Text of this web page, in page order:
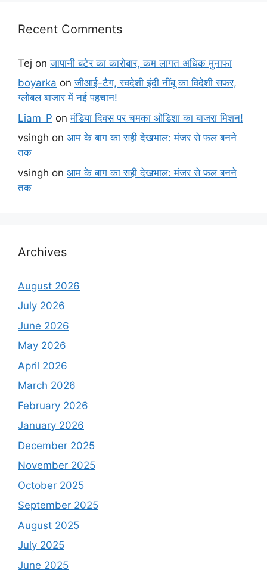
Recent Comments
Tej onजापानी बटेर का कारोबार, कम लागत अधिक मुनाफा
boyarka onजीआई-टैग, स्वदेशी इंदी नींबू का विदेशी सफर,
ग्लोबल बाजार में नई पहचान!
Liam_P onमंडिया दिवस पर चमका ओडिशा का बाजरा मिशन!
vsingh on आम के बाग का सही देखभाल: मंजर से फल बनने
तक
vsingh on आम के बाग का सही देखभाल: मंजर से फल बनने
तक
Archives
August 2026
July 2026
June 2026
May 2026
April 2026
March 2026
February 2026
January 2026
December 2025
November 2025
October 2025
September 2025
August 2025
July 2025
June 2025